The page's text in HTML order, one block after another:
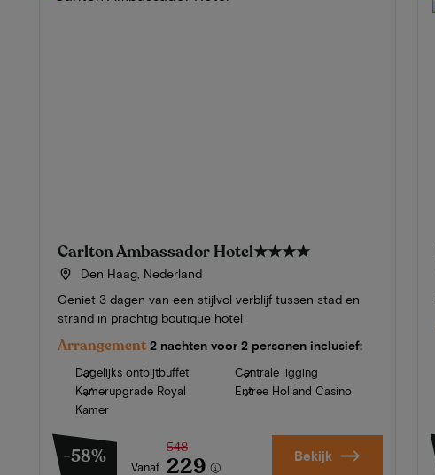
Carlton Ambassador Hotel★★★★
Den Haag, Nederland
Geniet 3 dagen van een stijlvol verblijf tussen stad en
strand in prachtig boutique hotel
Arrangement 2 nachten voor 2 personen inclusief:
Dagelijks ontbijtbuffet
Kamerupgrade Royal
Kamer
Centrale ligging
Entree Holland Casino
-58% Vanaf
548
229 Bekijk